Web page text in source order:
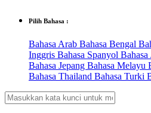
Pilih Bahasa :
Bahasa Arab Bahasa Bengal
Inggris Bahasa Spanyol Bahasa
Bahasa Jepang Bahasa Melayu
Bahasa Thailand Bahasa Turki